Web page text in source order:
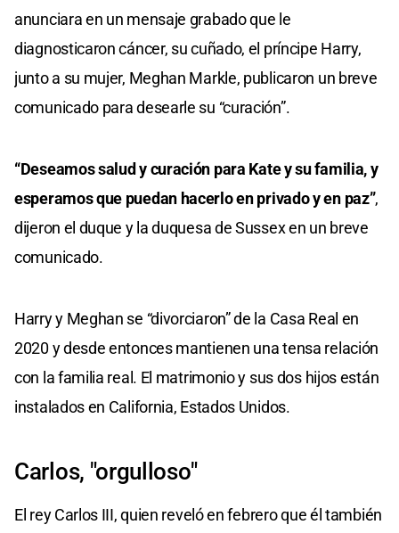
anunciara en un mensaje grabado que le
diagnosticaron cáncer, su cuñado, el príncipe Harry,
junto a su mujer, Meghan Markle, publicaron un breve
comunicado para desearle su “curación”.
“Deseamos salud y curación para Kate y su familia, y
esperamos que puedan hacerlo en privado y en paz”,
dijeron el duque y la duquesa de Sussex en un breve
comunicado.
Harry y Meghan se “divorciaron” de la Casa Real en
2020 y desde entonces mantienen una tensa relación
con la familia real. El matrimonio y sus dos hijos están
instalados en California, Estados Unidos.
Carlos, "orgulloso"
El rey Carlos III, quien reveló en febrero que él también